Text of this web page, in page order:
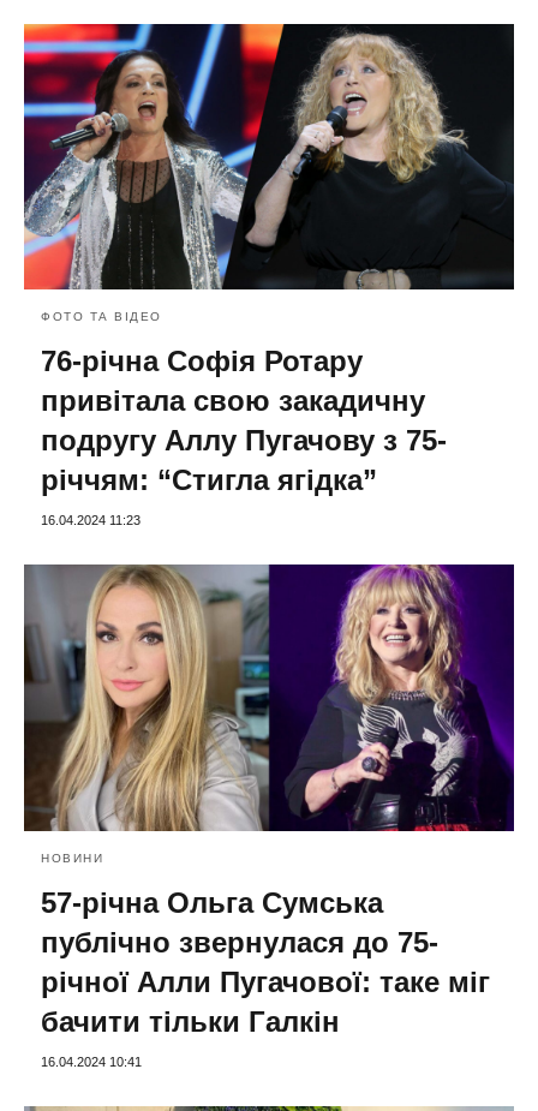
ФОТО ТА ВІДЕО
76-річна Софія Ротару
привітала свою закадичну
подругу Аллу Пугачову з 75-
річчям: “Стигла ягідка”
16.04.2024 11:23
НОВИНИ
57-річна Ольга Сумська
публічно звернулася до 75-
річної Алли Пугачової: таке міг
бачити тільки Галкін
16.04.2024 10:41